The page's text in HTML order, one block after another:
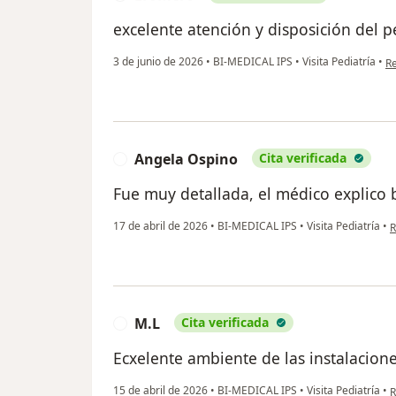
excelente atención y disposición del
3 de junio de 2026 • BI-MEDICAL IPS • Visita Pediatría •
Angela Ospino Cita verificada
Fue muy detallada, el médico explico
17 de abril de 2026 • BI-MEDICAL IPS • Visita Pediatría •
M.L Cita verificada
Ecxelente ambiente de las
15 de abril de 2026 • BI-MEDICAL IPS • Visita Pediatría •